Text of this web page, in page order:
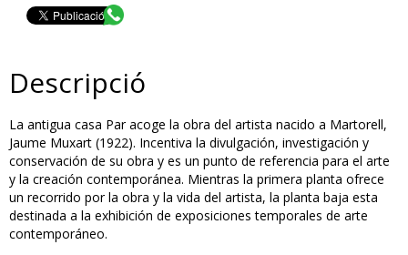
Descripció
La antigua casa Par acoge la obra del artista nacido a Martorell,
Jaume Muxart (1922). Incentiva la divulgación, investigación y
conservación de su obra y es un punto de referencia para el arte
y la creación contemporánea. Mientras la primera planta ofrece
un recorrido por la obra y la vida del artista, la planta baja esta
destinada a la exhibición de exposiciones temporales de arte
contemporáneo.